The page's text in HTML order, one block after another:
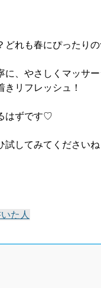
どれも春にぴったり
に、やさしくマッサ
きリフレッシュ！
はずです♡
試してみてくださいね
た人